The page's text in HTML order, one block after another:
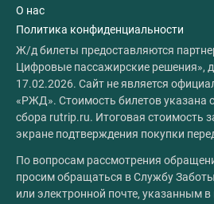
О нас
Политика конфиденциальности
Ж/д билеты предоставляются
Цифровые пассажирские решения»,
17.02.2026. Сайт не является
«РЖД». Стоимость билетов указана
сбора rutrip.ru. Итоговая стоимость
экране подтверждения покупки
По вопросам рассмотрения
просим обращаться в Службу
или электронной почте, указанным в